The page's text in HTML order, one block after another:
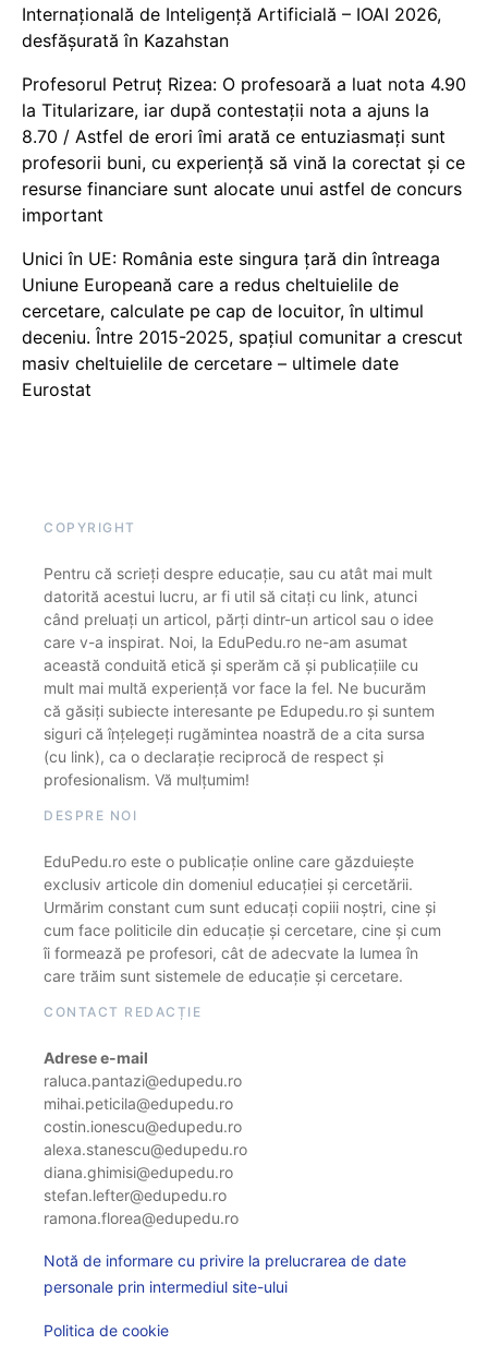
Internațională de Inteligență Artificială – IOAI 2026,
desfășurată în Kazahstan
Profesorul Petruț Rizea: O profesoară a luat nota 4.90
la Titularizare, iar după contestații nota a ajuns la
8.70 / Astfel de erori îmi arată ce entuziasmați sunt
profesorii buni, cu experiență să vină la corectat și ce
resurse financiare sunt alocate unui astfel de concurs
important
Unici în UE: România este singura țară din întreaga
Uniune Europeană care a redus cheltuielile de
cercetare, calculate pe cap de locuitor, în ultimul
deceniu. Între 2015-2025, spațiul comunitar a crescut
masiv cheltuielile de cercetare – ultimele date
Eurostat
COPYRIGHT
Pentru că scrieți despre educație, sau cu atât mai mult
datorită acestui lucru, ar fi util să citați cu link, atunci
când preluați un articol, părți dintr-un articol sau o idee
care v-a inspirat. Noi, la EduPedu.ro ne-am asumat
această conduită etică și sperăm că și publicațiile cu
mult mai multă experiență vor face la fel. Ne bucurăm
că găsiți subiecte interesante pe Edupedu.ro și suntem
siguri că înțelegeți rugămintea noastră de a cita sursa
(cu link), ca o declarație reciprocă de respect și
profesionalism. Vă mulțumim!
DESPRE NOI
EduPedu.ro este o publicație online care găzduiește
exclusiv articole din domeniul educației și cercetării.
Urmărim constant cum sunt educați copiii noștri, cine și
cum face politicile din educație și cercetare, cine și cum
îi formează pe profesori, cât de adecvate la lumea în
care trăim sunt sistemele de educație și cercetare.
CONTACT REDACȚIE
Adrese e-mail
raluca.pantazi@edupedu.ro
mihai.peticila@edupedu.ro
costin.ionescu@edupedu.ro
alexa.stanescu@edupedu.ro
diana.ghimisi@edupedu.ro
stefan.lefter@edupedu.ro
ramona.florea@edupedu.ro
Notă de informare cu privire la prelucrarea de date
personale prin intermediul site-ului
Politica de cookie